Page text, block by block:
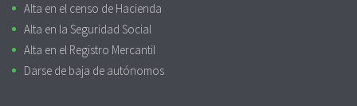
Alta en el censo de Hacienda
Alta en la Seguridad Social
Alta en el Registro Mercantil
Darse de baja de autónomos